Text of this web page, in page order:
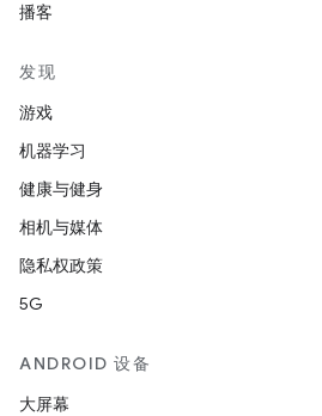
播客
发现
游戏
机器学习
健康与健身
相机与媒体
隐私权政策
5G
ANDROID 设备
大屏幕